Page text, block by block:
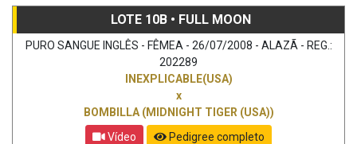
LOTE 10B • FULL MOON
PURO SANGUE INGLÊS - FÊMEA - 26/07/2008 - ALAZÃ - REG.:
202289
INEXPLICABLE(USA)
x
BOMBILLA (MIDNIGHT TIGER (USA))
Vídeo
Pedigree completo